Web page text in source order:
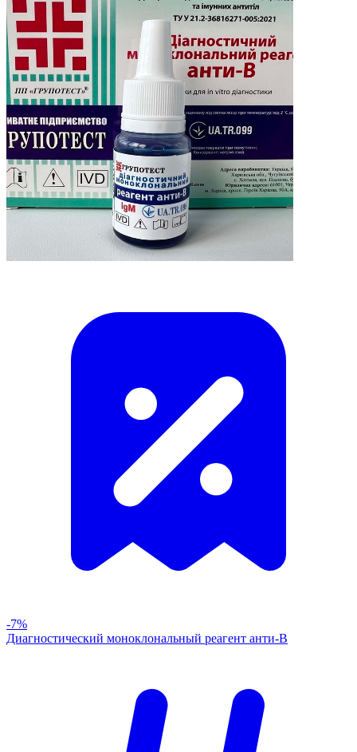
-7%
Диагностический моноклональный реагент анти-В